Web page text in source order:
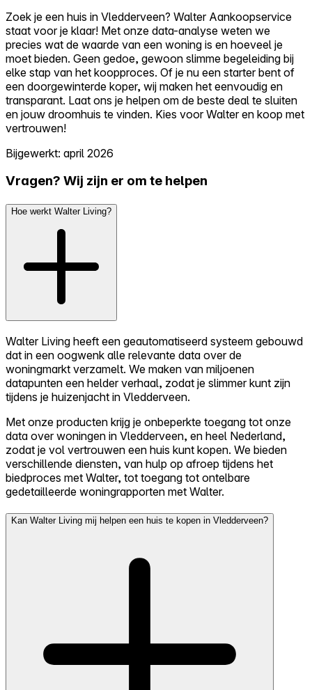
Zoek je een huis in Vledderveen? Walter Aankoopservice
staat voor je klaar! Met onze data-analyse weten we
precies wat de waarde van een woning is en hoeveel je
moet bieden. Geen gedoe, gewoon slimme begeleiding bij
elke stap van het koopproces. Of je nu een starter bent of
een doorgewinterde koper, wij maken het eenvoudig en
transparant. Laat ons je helpen om de beste deal te sluiten
en jouw droomhuis te vinden. Kies voor Walter en koop met
vertrouwen!
Bijgewerkt: april 2026
Vragen? Wij zijn er om te helpen
Hoe werkt Walter Living?
Walter Living heeft een geautomatiseerd systeem gebouwd
dat in een oogwenk alle relevante data over de
woningmarkt verzamelt. We maken van miljoenen
datapunten een helder verhaal, zodat je slimmer kunt zijn
tijdens je huizenjacht in Vledderveen.
Met onze producten krijg je onbeperkte toegang tot onze
data over woningen in Vledderveen, en heel Nederland,
zodat je vol vertrouwen een huis kunt kopen. We bieden
verschillende diensten, van hulp op afroep tijdens het
biedproces met Walter, tot toegang tot ontelbare
gedetailleerde woningrapporten met Walter.
Kan Walter Living mij helpen een huis te kopen in Vledderveen?